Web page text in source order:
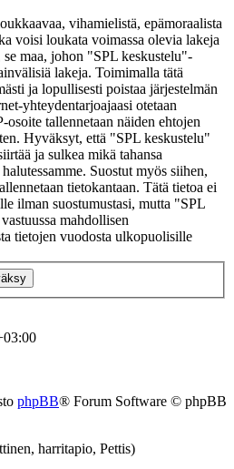
vihamielistä, epämoraalista
voisi loukata voimassa olevia lakeja
se maa, johon "SPL keskustelu"-
lakeja. Toimimalla tätä
ja lopullisesti poistaa järjestelmän
yhteydentarjoajaasi otetaan
tallennetaan näiden ehtojen
Hyväksyt, että "SPL keskustelu"
ja sulkea mikä tahansa
Suostut myös siihen,
tietokantaan. Tätä tietoa ei
ilman suostumustasi, mutta "SPL
mahdollisen
tietojen vuodosta ulkopuolisille
phpBB® Forum Software © phpBB
harritapio, Pettis)